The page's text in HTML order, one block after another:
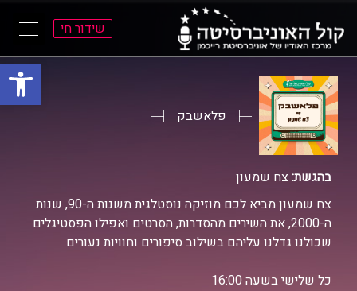
פתח
התפריט
הראשי
התוכן
הראשי
שידור חי
פלאשבק
בהגשת:צח שמעון
צח שמעון מביא לכם מוזיקה נוסטלגית משנות ה-90, שנות
ה-2000, את השירים מהסדרות, הסרטים ואפילו הפסטיגלים
שכולנו גדלנו עליהם בשילוב סיפורים וחוויות נעורים
כל שלישי בשעה 16:00